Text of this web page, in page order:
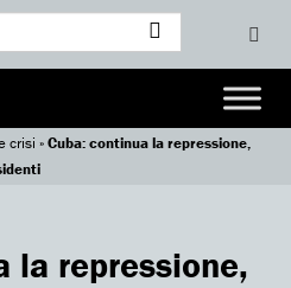
crisi »Cuba: continua la repressione,
la repressione,